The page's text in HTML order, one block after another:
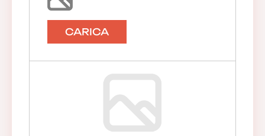
CARICA